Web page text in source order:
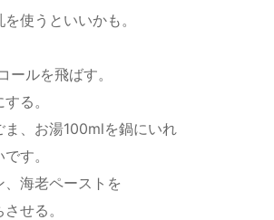
使うといいかも。
ルを飛ばす。
る。
、お湯100mlを鍋にいれ
す。
海老ペーストを
せる。